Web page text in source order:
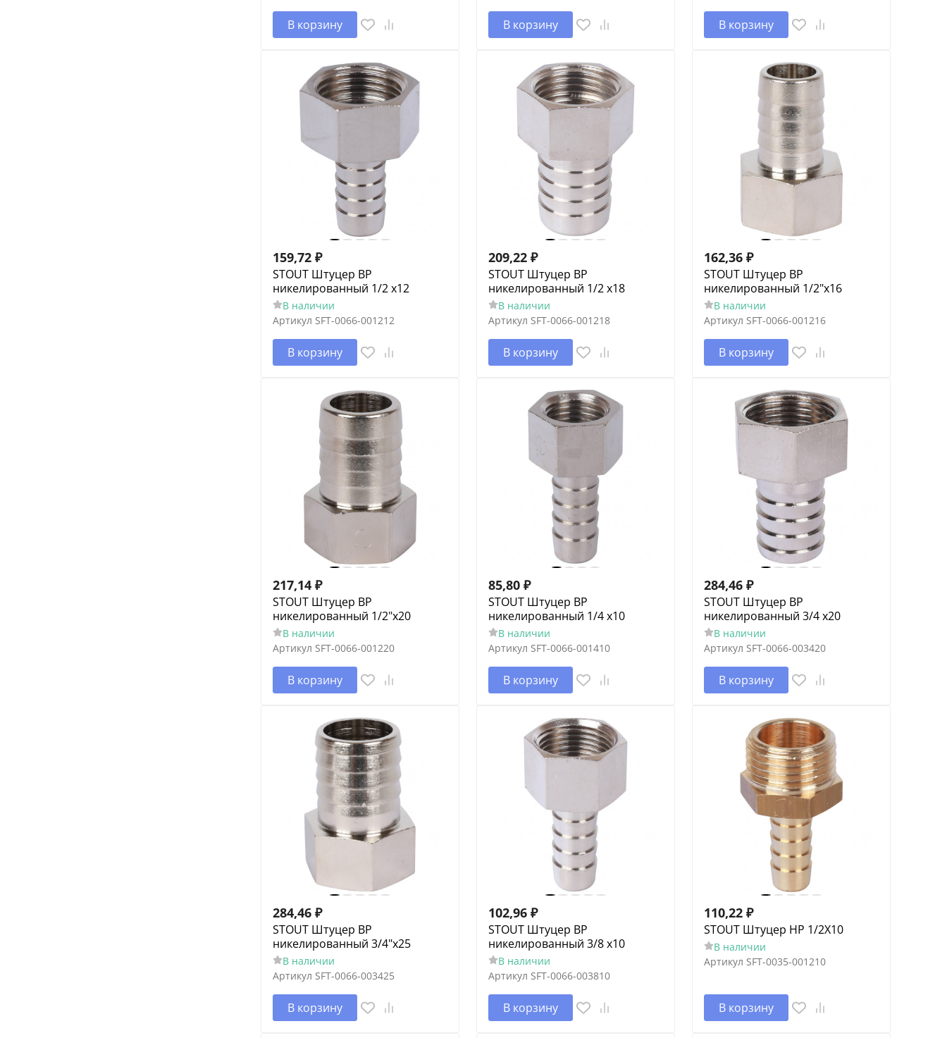
В корзину В корзину В корзину
159,72 ₽
STOUT Штуцер ВР
никелированный 1/2 x12
В наличии
Артикул SFT-0066-001212
В корзину
209,22 ₽
STOUT Штуцер ВР
никелированный 1/2 x18
В наличии
Артикул SFT-0066-001218
В корзину
162,36 ₽
STOUT Штуцер ВР
никелированный 1/2"x16
В наличии
Артикул SFT-0066-001216
В корзину
217,14 ₽
STOUT Штуцер ВР
никелированный 1/2"x20
В наличии
Артикул SFT-0066-001220
В корзину
85,80 ₽
STOUT Штуцер ВР
никелированный 1/4 x10
В наличии
Артикул SFT-0066-001410
В корзину
284,46 ₽
STOUT Штуцер ВР
никелированный 3/4 x20
В наличии
Артикул SFT-0066-003420
В корзину
284,46 ₽
STOUT Штуцер ВР
никелированный 3/4"x25
В наличии
Артикул SFT-0066-003425
В корзину
102,96 ₽
STOUT Штуцер ВР
никелированный 3/8 x10
В наличии
Артикул SFT-0066-003810
В корзину
110,22 ₽
STOUT Штуцер НР 1/2X10
В наличии
Артикул SFT-0035-001210
В корзину